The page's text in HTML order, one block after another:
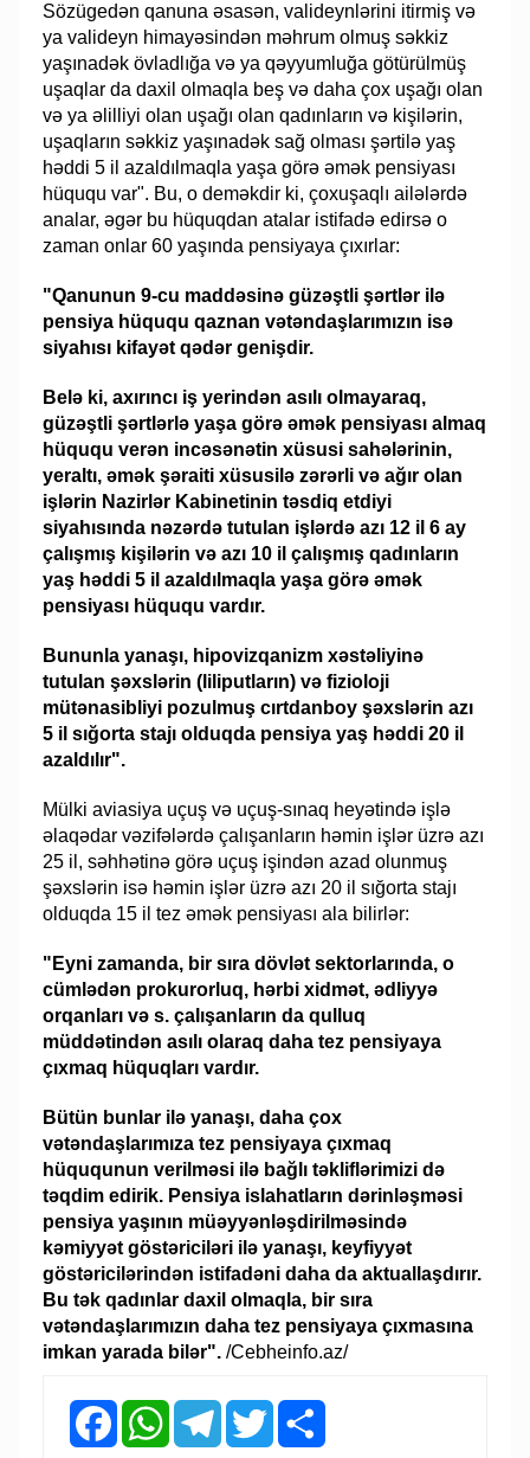
Sözügedən qanuna əsasən, valideynlərini itirmiş və
ya valideyn himayəsindən məhrum olmuş səkkiz
yaşınadək övladlığa və ya qəyyumluğa götürülmüş
uşaqlar da daxil olmaqla beş və daha çox uşağı olan
və ya əlilliyi olan uşağı olan qadınların və kişilərin,
uşaqların səkkiz yaşınadək sağ olması şərtilə yaş
həddi 5 il azaldılmaqla yaşa görə əmək pensiyası
hüququ var". Bu, o deməkdir ki, çoxuşaqlı ailələrdə
analar, əgər bu hüquqdan atalar istifadə edirsə o
zaman onlar 60 yaşında pensiyaya çıxırlar:
"Qanunun 9-cu maddəsinə güzəştli şərtlər ilə
pensiya hüququ qaznan vətəndaşlarımızın isə
siyahısı kifayət qədər genişdir.
Belə ki, axırıncı iş yerindən asılı olmayaraq,
güzəştli şərtlərlə yaşa görə əmək pensiyası almaq
hüququ verən incəsənətin xüsusi sahələrinin,
yeraltı, əmək şəraiti xüsusilə zərərli və ağır olan
işlərin Nazirlər Kabinetinin təsdiq etdiyi
siyahısında nəzərdə tutulan işlərdə azı 12 il 6 ay
çalışmış kişilərin və azı 10 il çalışmış qadınların
yaş həddi 5 il azaldılmaqla yaşa görə əmək
pensiyası hüququ vardır.
Bununla yanaşı, hipovizqanizm xəstəliyinə
tutulan şəxslərin (liliputların) və fizioloji
mütənasibliyi pozulmuş cırtdanboy şəxslərin azı
5 il sığorta stajı olduqda pensiya yaş həddi 20 il
azaldılır".
Mülki aviasiya uçuş və uçuş-sınaq heyətində işlə
əlaqədar vəzifələrdə çalışanların həmin işlər üzrə azı
25 il, səhhətinə görə uçuş işindən azad olunmuş
şəxslərin isə həmin işlər üzrə azı 20 il sığorta stajı
olduqda 15 il tez əmək pensiyası ala bilirlər:
"Eyni zamanda, bir sıra dövlət sektorlarında, o
cümlədən prokurorluq, hərbi xidmət, ədliyyə
orqanları və s. çalışanların da qulluq
müddətindən asılı olaraq daha tez pensiyaya
çıxmaq hüquqları vardır.
Bütün bunlar ilə yanaşı, daha çox
vətəndaşlarımıza tez pensiyaya çıxmaq
hüququnun verilməsi ilə bağlı təkliflərimizi də
təqdim edirik. Pensiya islahatların dərinləşməsi
pensiya yaşının müəyyənləşdirilməsində
kəmiyyət göstəriciləri ilə yanaşı, keyfiyyət
göstəricilərindən istifadəni daha da aktuallaşdırır.
Bu tək qadınlar daxil olmaqla, bir sıra
vətəndaşlarımızın daha tez pensiyaya çıxmasına
imkan yarada bilər"./Cebheinfo.az/
FacebookWhatsAppTelegramTwitter